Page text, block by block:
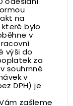
na
které bylo
v
výši do
za
souhrnné
v
DPH) je
zašleme